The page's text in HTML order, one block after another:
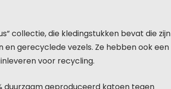
collectie, die kledingstukken bevat die zijn
gerecyclede vezels. Ze hebben ook een
voor recycling.